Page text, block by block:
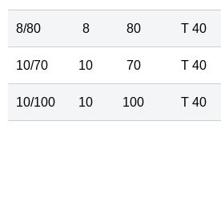
8/80 8 80 T 40
10/70 10 70 T 40
10/100 10 100 T 40